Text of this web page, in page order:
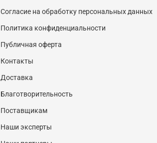
Согласие на обработку персональных данных
Политика конфиденциальности
Публичная оферта
Контакты
Доставка
Благотворительность
Поставщикам
Наши эксперты